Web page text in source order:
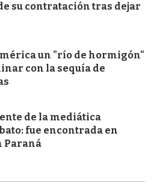
su contratación tras dejar
un "río de hormigón"
con la sequía de
de la mediática
fue encontrada en
Paraná